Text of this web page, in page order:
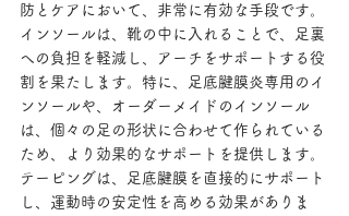
防とケアにおいて、非常に有効な手段です。
インソールは、靴の中に入れることで、足裏
への負担を軽減し、アーチをサポートする役
割を果たします。特に、足底腱膜炎専用のイ
ンソールや、オーダーメイドのインソール
は、個々の足の形状に合わせて作られている
ため、より効果的なサポートを提供します。
テーピングは、足底腱膜を直接的にサポート
し、運動時の安定性を高める効果がありま